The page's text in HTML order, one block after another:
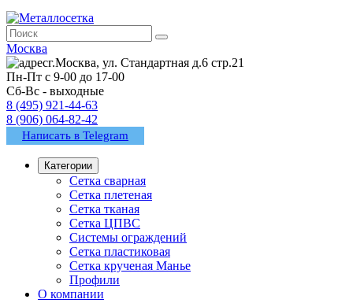
Москва
г.Москва, ул. Стандартная д.6 стр.21
Пн-Пт с 9-00 до 17-00
Сб-Вс - выходные
8 (495) 921-44-63
8 (906) 064-82-42
Написать в Telegram
Категории
Сетка сварная
Сетка плетеная
Сетка тканая
Сетка ЦПВС
Системы ограждений
Сетка пластиковая
Сетка крученая Манье
Профили
О компании